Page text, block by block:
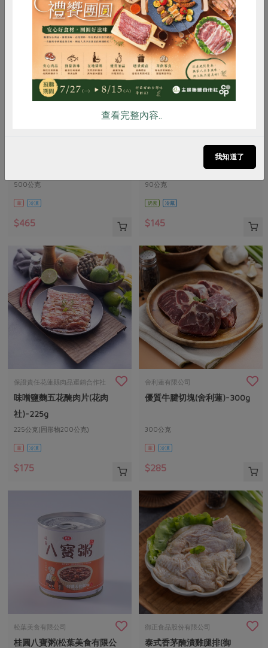
500公克
葷 冷凍
$465
本土發酵奶油(無鹽)
90公克
奶素 冷藏
$145
保證責任花蓮縣肉品運銷合作社
味噌鹽麴五花醃肉片(花肉
社)-225g
225公克(固形物200公克)
葷 冷凍
$175
舍利蓮有限公司
優質牛腱切塊(舍利蓮)-300g
300公克
葷 冷凍
$285
松葉美食有限公司
桂圓八寶粥(松葉美食有限公
御正食品股份有限公司
泰式香茅醃漬雞腿排(御
惜食 RPET 食譜 減硝酸鹽
雞蛋 食安 共同購買
查看完整內容..
我知道了